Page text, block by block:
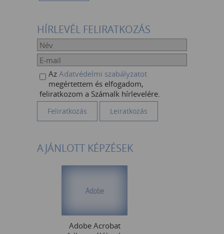
HÍRLEVÉL FELIRATKOZÁS
Az Adatvédelmi szabályzatot
megértettem és elfogadom,
feliratkozom a Számalk hírlevelére.
AJÁNLOTT KÉPZÉSEK
Adobe Acrobat